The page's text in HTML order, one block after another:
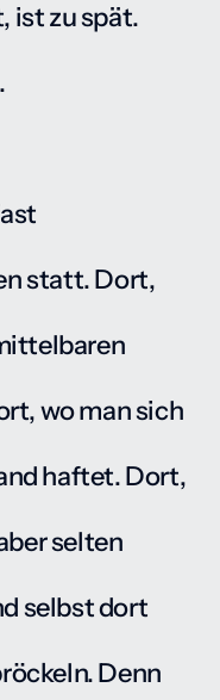
ist zu spät.
statt. Dort,
wo man sich
haftet. Dort,
selten
selbst dort
Denn